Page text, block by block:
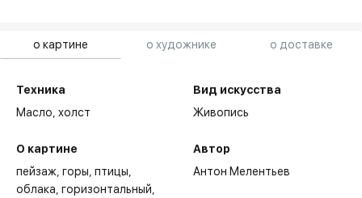
о картине о художнике о доставке
Техника
Масло,холст
О картине
пейзаж, горы, птицы,
облака, горизонтальный,
Вид искусства
Живопись
Автор
Антон Мелентьев